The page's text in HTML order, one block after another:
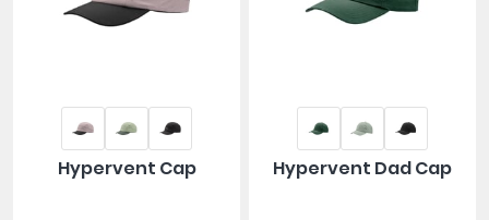
Hypervent Cap Hypervent Dad Cap